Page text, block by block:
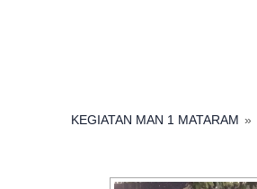
KEGIATAN MAN 1 MATARAM »